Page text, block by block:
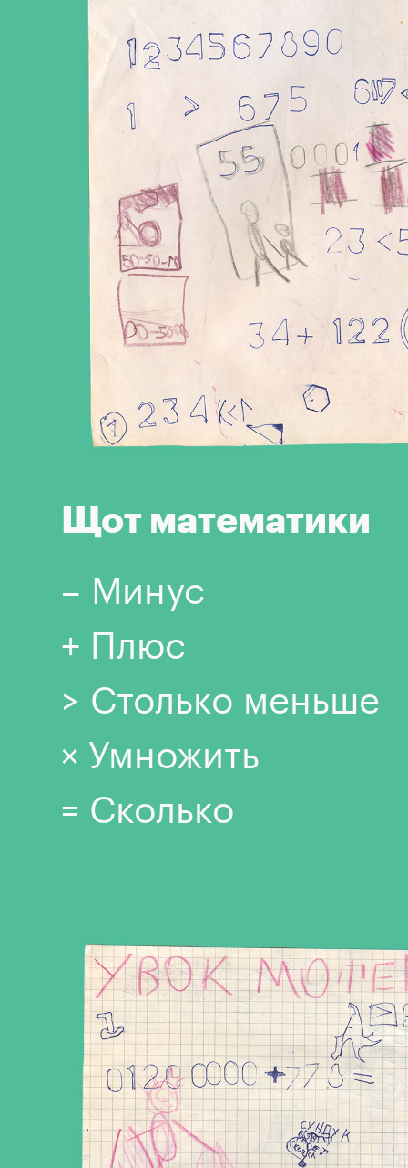
Щот математики
– Минус
+ Плюс
> Столько меньше
× Умножить
= Сколько